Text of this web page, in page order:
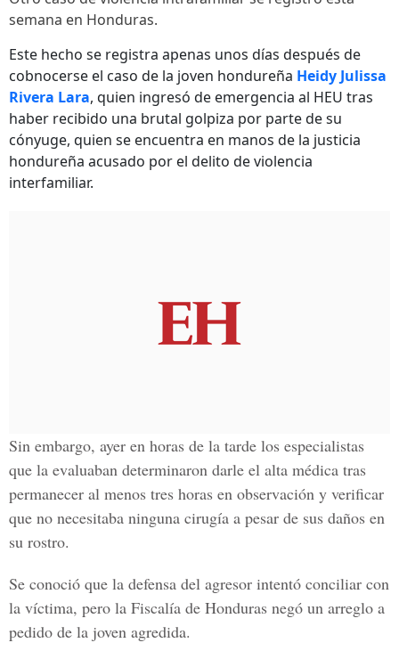
semana en Honduras.
Este hecho se registra apenas unos días después de
cobnocerse el caso de la joven hondureña Heidy Julissa
Rivera Lara, quien ingresó de emergencia al HEU tras
haber recibido una brutal golpiza por parte de su
cónyuge, quien se encuentra en manos de la justicia
hondureña acusado por el delito de violencia
interfamiliar.
Sin embargo, ayer en horas de la tarde los especialistas
que la evaluaban determinaron darle el alta médica tras
permanecer al menos tres horas en observación y verificar
que no necesitaba ninguna cirugía a pesar de sus daños en
su rostro.
Se conoció que la defensa del agresor intentó conciliar con
la víctima, pero la Fiscalía de Honduras negó un arreglo a
pedido de la joven agredida.